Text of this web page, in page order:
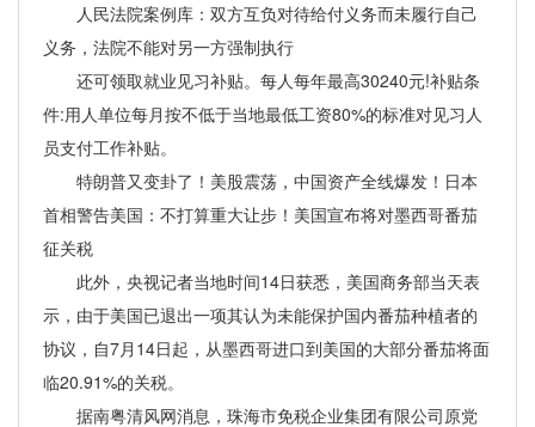
人民法院案例库：双方互负对待给付义务而未履行自己
义务，法院不能对另一方强制执行
还可领取就业见习补贴。每人每年最高30240元!补贴条
件:用人单位每月按不低于当地最低工资80%的标准对见习人
员支付工作补贴。
特朗普又变卦了！美股震荡，中国资产全线爆发！日本
首相警告美国：不打算重大让步！美国宣布将对墨西哥番茄
征关税
此外，央视记者当地时间14日获悉，美国商务部当天表
示，由于美国已退出一项其认为未能保护国内番茄种植者的
协议，自7月14日起，从墨西哥进口到美国的大部分番茄将面
临20.91%的关税。
据南粤清风网消息，珠海市免税企业集团有限公司原党